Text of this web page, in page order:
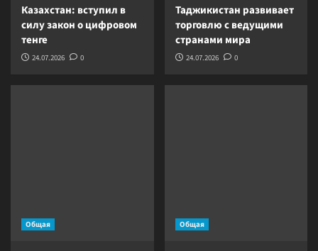
Казахстан: вступил в
силу закон о цифровом
тенге
24.07.2026 0
Таджикистан развивает
торговлю с ведущими
странами мира
24.07.2026 0
Общая Общая